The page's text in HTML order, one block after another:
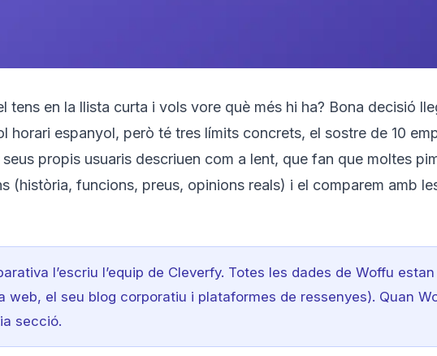
tens en la llista curta i vols vore què més hi ha? Bona decisió
horari espanyol, però té tres límits concrets, el sostre de 10
propis usuaris descriuen com a lent, que fan que moltes
(història, funcions, preus, opinions reals) i el comparem amb
l’escriu l’equip de Cleverfy. Totes les dades de Woffu
web, el seu blog corporatiu i plataformes de ressenyes). Quan
secció.